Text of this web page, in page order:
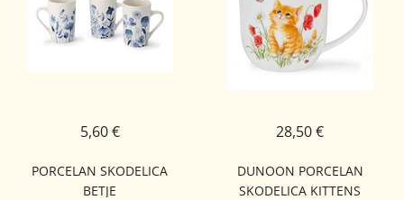
PORCELAN SKODELICA
BETJE
5,60 €
DUNOON PORCELAN
SKODELICA KITTENS
28,50 €